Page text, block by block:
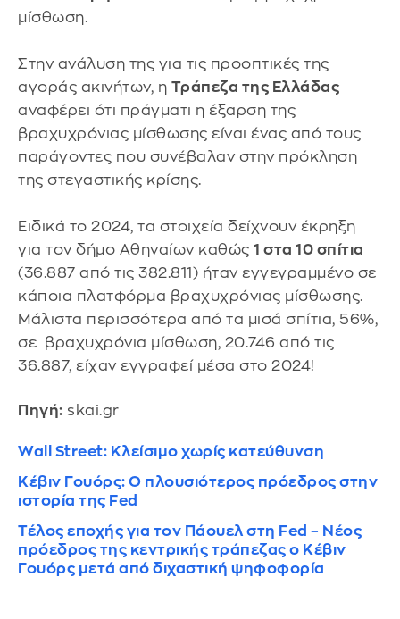
μίσθωση.
Στην ανάλυση της για τις προοπτικές της
αγοράς ακινήτων, η Τράπεζα της Ελλάδας
αναφέρει ότι πράγματι η έξαρση της
βραχυχρόνιας μίσθωσης είναι ένας από τους
παράγοντες που συνέβαλαν στην πρόκληση
της στεγαστικής κρίσης.
Ειδικά το 2024, τα στοιχεία δείχνουν έκρηξη
για τον δήμο Αθηναίων καθώς 1 στα 10 σπίτια
(36.887 από τις 382.811) ήταν εγγεγραμμένο σε
κάποια πλατφόρμα βραχυχρόνιας μίσθωσης.
Μάλιστα περισσότερα από τα μισά σπίτια, 56%,
σε βραχυχρόνια μίσθωση, 20.746 από τις
36.887, είχαν εγγραφεί μέσα στο 2024!
Πηγή: skai.gr
Wall Street: Κλείσιμο χωρίς κατεύθυνση
Κέβιν Γουόρς: Ο πλουσιότερος πρόεδρος στην
ιστορία της Fed
Τέλος εποχής για τον Πάουελ στη Fed – Νέος
πρόεδρος της κεντρικής τράπεζας ο Κέβιν
Γουόρς μετά από διχαστική ψηφοφορία